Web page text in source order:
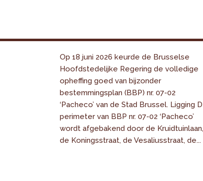
Op 18 juni 2026 keurde de Brusselse
Hoofdstedelijke Regering de volledige
opheffing goed van bijzonder
bestemmingsplan (BBP) nr. 07-02
‘Pacheco’ van de Stad Brussel. Ligging
perimeter van BBP nr. 07-02 ‘Pacheco’
wordt afgebakend door de
de Koningsstraat, de Vesaliusstraat, de...